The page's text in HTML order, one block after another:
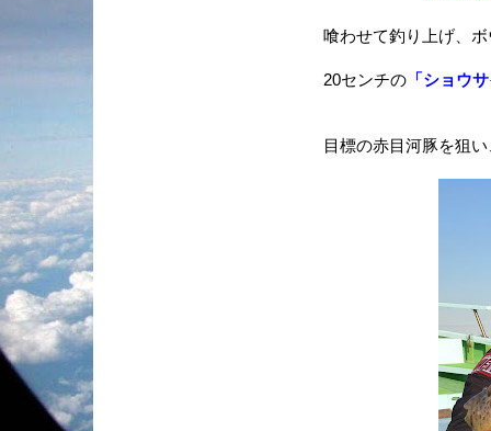
喰わせて釣り上げ、
20センチの 「ショウ
目標の赤目河豚を狙